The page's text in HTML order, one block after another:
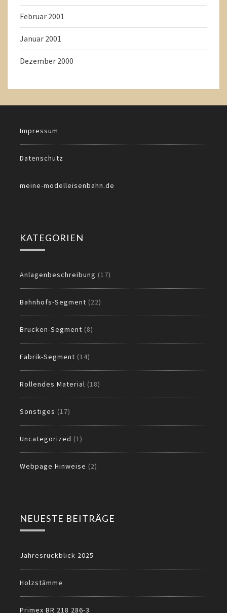
Februar 2001
Januar 2001
Dezember 2000
Impressum
Datenschutz
meine-modelleisenbahn.de
KATEGORIEN
Anlagenbeschreibung (17)
Bahnhofs-Segment (22)
Brücken-Segment (8)
Fabrik-Segment (14)
Rollendes Material (18)
Sonstiges (17)
Uncategorized (1)
Webpage Hinweise (2)
NEUESTE BEITRÄGE
Jahresrückblick 2025
Holzstämme
Primex BR 218 286-3